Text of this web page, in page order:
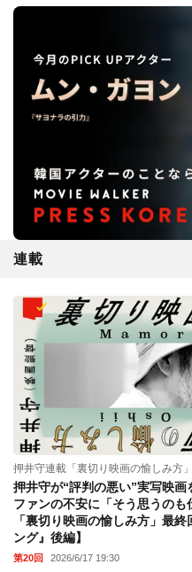
連載
押井守連載「裏切り映画の愉しみ方」
押井守が“評判の悪い”実写映画
ファンの不安に「そう思うの
「裏切り映画の愉しみ方」最
ング』後編】
第20回 2026/6/17 19:30